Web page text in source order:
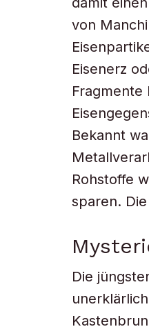
von
Eisenerz
Fragmente
Bekannt
Rohstoffe
sparen.
Die